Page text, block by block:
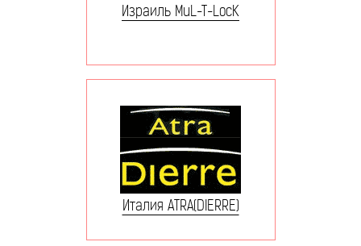
Израиль MuL-T-LocK
Италия ATRA(DIERRE)